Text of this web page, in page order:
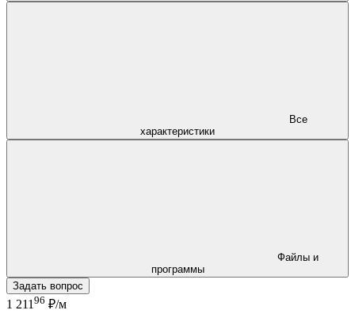
характеристики
программы
Задать вопрос
1 211 96 ₽/м